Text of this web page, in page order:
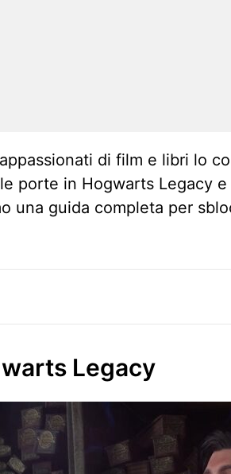
di film e libri lo
porte in Hogwarts Legacy
una guida completa per
Legacy